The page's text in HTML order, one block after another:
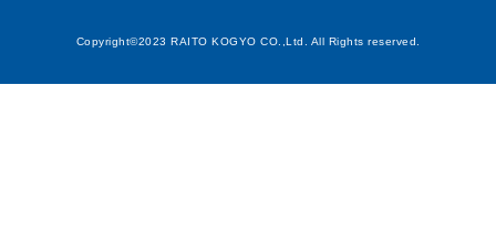
Copyright©2023 RAITO KOGYO CO.,Ltd. All Rights reserved.